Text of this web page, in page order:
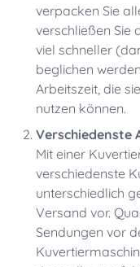
verpacken Sie
verschließen Sie
viel schneller
beglichen
Arbeitszeit, die
nutzen können.
Verschiedenste
Mit einer
verschiedenste
unterschiedlich
Versand vor.
Sendungen vor